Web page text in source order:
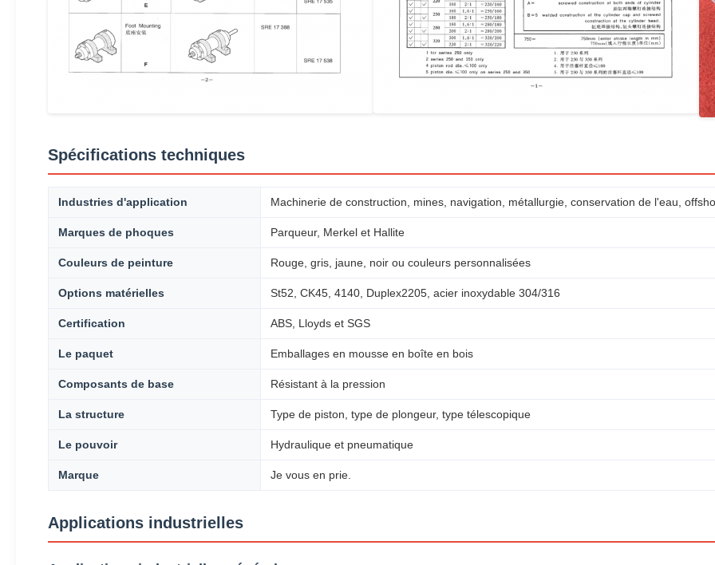
Spécifications techniques
Industries d'application Machinerie de construction, mines, navigation, métallurgie, conservation de l'eau,
Marques de phoques Parqueur, Merkel et Hallite
Couleurs de peinture Rouge, gris, jaune, noir ou couleurs personnalisées
Options matérielles St52, CK45, 4140, Duplex2205, acier inoxydable 304/316
Certification ABS, Lloyds et SGS
Le paquet Emballages en mousse en boîte en bois
Composants de base Résistant à la pression
La structure Type de piston, type de plongeur, type télescopique
Le pouvoir Hydraulique et pneumatique
Marque Je vous en prie.
Applications industrielles